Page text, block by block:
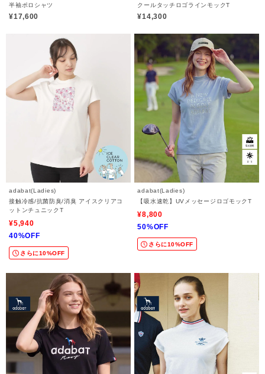
半袖ポロシャツ
¥17,600
クールタッチロゴラインモックT
¥14,300
adabat(Ladies)
接触冷感/抗菌防臭/消臭 アイスクリアコ
ットンチュニックT
¥5,940
40%OFF
さらに10%OFF
adabat(Ladies)
【吸水速乾】UVメッセージロゴモックT
¥8,800
50%OFF
さらに10%OFF